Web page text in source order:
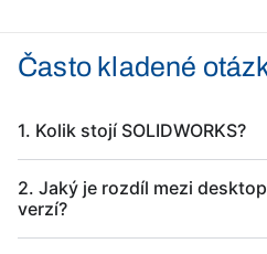
Často kladené
1. Kolik stojí SOLIDWORKS?
2. Jaký je rozdíl mezi
verzí?